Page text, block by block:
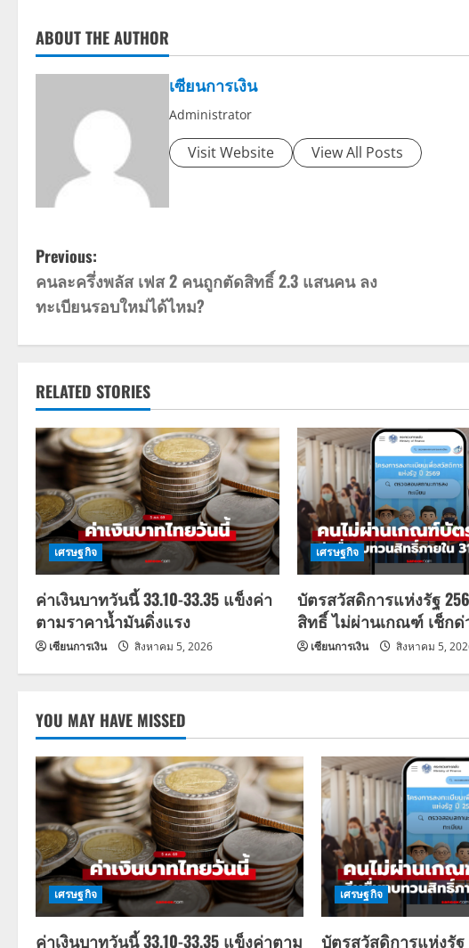
ABOUT THE AUTHOR
เซียนการเงิน
Administrator
Visit Website View All Posts
P
o
s
n
a
v
i
g
a
t
i
o
n
Previous:
คนละครึ่งพลัส เฟส 2 คนถูกตัดสิทธิ์ 2.3 แสนคน ลง
ทะเบียนรอบใหม่ได้ไหม?
RELATED STORIES
เศรษฐกิจ
ค่าเงินบาทวันนี้ 33.10-33.35 แข็งค่า
ตามราคาน้ำมันดิ่งแรง
เซียนการเงิน สิงหาคม 5, 2026
เศรษฐกิจ
บัตรสวัสดิการแห่งรัฐ
สิทธิ์ ไม่ผ่านเกณฑ์ เช็กด่
เซียนการเงิน สิงหาคม 5,
YOU MAY HAVE MISSED
เศรษฐกิจ
ค่าเงินบาทวันนี้ 33.10-33.35 แข็งค่าตาม
เศรษฐกิจ
บัตรสวัสดิการแห่งรั